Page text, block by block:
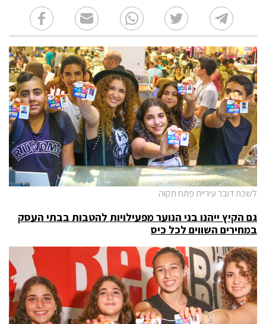
לשכת דובר עיריית פתח תקוה
גם הקיץ ייהנו בני הנוער מפעילויות להטבות בבתי העסק
במחירים השווים לכל כיס